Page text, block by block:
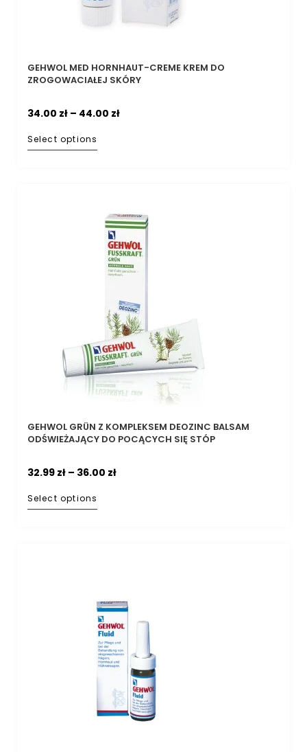
GEHWOL MED HORNHAUT-CREME KREM DO
ZROGOWACIAŁEJ SKÓRY
34.00 zł– 44.00 zł
Select options
GEHWOL GRÜN Z KOMPLEKSEM DEOZINC BALSAM
ODŚWIEŻAJĄCY DO POCĄCYCH SIĘ STÓP
32.99 zł– 36.00 zł
Select options